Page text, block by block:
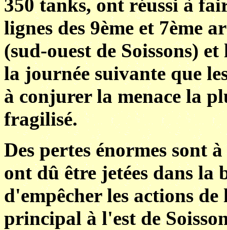
350 tanks, ont réussi à
lignes des 9ème et 7ème
(sud-ouest de Soissons)
la journée suivante que
à conjurer la menace la
fragilisé.
Des pertes énormes sont
ont dû être jetées dans la
d'empêcher les actions
principal à l'est de